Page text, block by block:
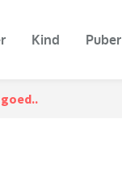
Kind Puber